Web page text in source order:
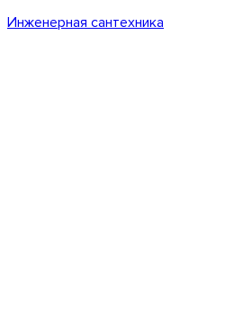
Инженерная сантехника